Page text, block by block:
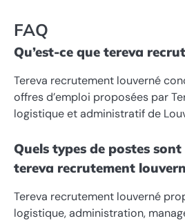
FAQ
Qu’est-ce que tereva
Tereva recrutement louverné
offres d’emploi proposées par
logistique et administratif de
Quels types de postes
tereva recrutement
Tereva recrutement louverné
logistique, administration,